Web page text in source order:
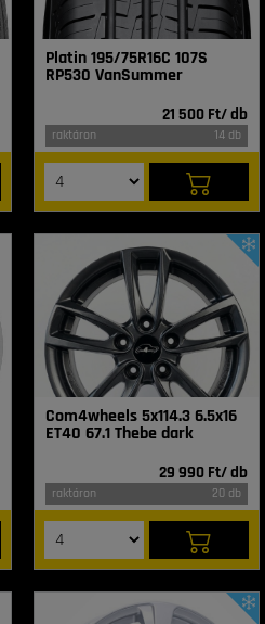
Platin 195/75R16C 107S
RP530 VanSummer
21 500 Ft/ db
raktáron 14 db
Com4wheels 5x114.3 6.5x16
ET40 67.1 Thebe dark
29 990 Ft/ db
raktáron 20 db